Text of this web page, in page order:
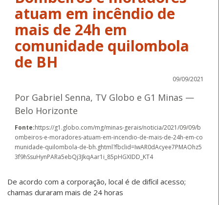
atuam em incêndio de
mais de 24h em
comunidade quilombola
de BH
09/09/2021
Por Gabriel Senna, TV Globo e G1 Minas —
Belo Horizonte
Fonte:https://g1.globo.com/mg/minas-gerais/noticia/2021/09/09/b
ombeiros-e-moradores-atuam-em-incendio-de-mais-de-24h-em-co
munidade-quilombola-de-bh.ghtml?fbclid=IwAR0dAcyee7PMAOhz5
3f9hSsuHynPARa5ebQj3JkqAar1i_85pHGXIDD_KT4
De acordo com a corporação, local é de difícil acesso;
chamas duraram mais de 24 horas